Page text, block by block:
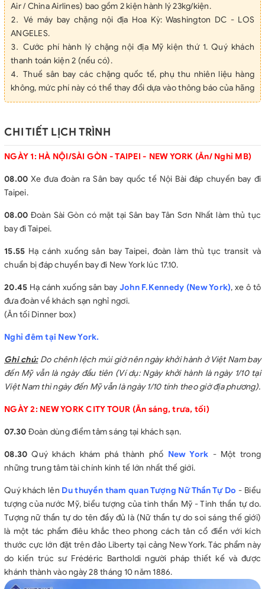
Air / China Airlines) bao gồm 2 kiện hành lý 23kg/kiện.
Vé máy bay chặng nội địa Hoa Kỳ: Washington DC - LOS
ANGELES.
Cước phí hành lý chặng nội địa Mỹ kiện thứ 1. Quý khách
thanh toán kiện 2 (nếu có).
Thuế sân bay các chặng quốc tế, phụ thu nhiên liệu hàng
không, mức phí này có thể thay đổi dựa vào thông báo của hãng
hàng không.
khách, Phòng ba sẽ được bố trí nếu số lượng khách lẻ hoặc
phòng không tăng và thuận tiện cho việc ăn uống, đa phần các
Vegas tại trung tâm thành phố).
Các bữa ăn theo chương trình: 25-35 USD/người/bữa các bữa
ăn sắp xếp đa dạng từ cơm Việt Nam, thịt bò Mỹ, Buffet Quốc tế,
Korean BBQ,…
CÓ TẠI FLY USA.
Xe đón tiễn sân bay Nội Bài.
coach; từ 20 đến 24 khách - 36 seats minibus; 25 pax up - 46-56
seats.
Bảo hiểm du lịch với mức bảo hiểm 50.000 USD.
Phí thăm quan thắng cảnh: Liberty Island, Hẻm núi Linh
Hướng dẫn viên FLY USA đi theo đoàn suốt tuyến từ Việt
Nam.
02 chai nước/người/ ngày tại Mỹ.
GIÁ TOUR CHƯA BAO GỒM
Chi phí phòng đơn - Phụ thu nếu khách có nhu cầu.
Chi phí yêu cầu dịch vụ ngoài giờ với xe ($150/đoàn/giờ) và
HDV($60/đoàn/giờ).
Lệ phí xin visa Hoa Kỳ: 6.500.000 VNĐ (Có thể thay đổi theo
quy định của ĐSQ Mỹ), lệ phí này không được hoàn lại vì bất cứ
lý do nào.
Tiền tip cho HDV và lái xe nước ngoài $110/khách/hành trình.
Chi phí dời ngày và đổi chặng bay (nếu có yêu cầu).
Chi phí ngoài giờ cho HDV và lái xe (nếu có yêu cầu).
CHI TIẾT LỊCH TRÌNH
NGÀY 1: HÀ NỘI/SÀI GÒN - TAIPEI - NEW YORK (Ăn/ Nghỉ MB)
08.00 Xe đưa đoàn ra Sân bay quốc tế Nội Bài đáp chuyến bay đi
Taipei.
08.00 Đoàn Sài Gòn có mặt tại Sân bay Tân Sơn Nhất làm thủ tục
bay đi Taipei.
15.55 Hạ cánh xuống sân bay Taipei, đoàn làm thủ tục transit và
chuẩn bị đáp chuyến bay đi New York lúc 17.10.
20.45 Hạ cánh xuống sân bay John F.Kennedy (New York), xe ô tô
đưa đoàn về khách sạn nghỉ ngơi.
(Ăn tối Dinner box)
Nghỉ đêm tại New York.
Ghi chú:Do chênh lệch múi giờ nên ngày khởi hành ở Việt Nam bay
đến Mỹ vẫn là ngày đầu tiên (Ví dụ: Ngày khởi hành là ngày 1/10 tại
Việt Nam thì ngày đến Mỹ vẫn là ngày 1/10 tính theo giờ địa phương).
NGÀY 2: NEW YORK CITY TOUR (Ăn sáng, trưa, tối)
07.30 Đoàn dùng điểm tâm sáng tại khách sạn.
08.30 Quý khách khám phá thành phố New York - Một trong
những trung tâm tài chính kinh tế lớn nhất thế giới.
Quý khách lên Du thuyền tham quan Tượng Nữ Thần Tự Do - Biểu
tượng của nước Mỹ, biểu tượng của tinh thần Mỹ - Tinh thần tự do.
Tượng nữ thần tự do tên đầy đủ là (Nữ thần tự do soi sáng thế giới)
là một tác phẩm điêu khắc theo phong cách tân cổ điển với kích
thước cực lớn đặt trên đảo Liberty tại cảng New York. Tác phẩm này
do kiến trúc sư Frédéric Bartholdi người pháp thiết kế và được
khánh thành vào ngày 28 tháng 10 năm 1886.